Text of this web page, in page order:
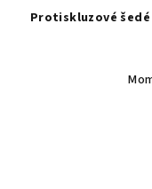
Protiskluzové šedé